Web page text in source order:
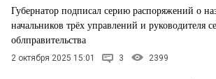
Губернатор подписал серию распоряжений о
начальников трёх управлений и руководителя
облправительства
2 октября 2025 15:01 3 2399